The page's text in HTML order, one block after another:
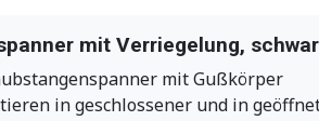
mit Verriegelung,
mit Gußkörper
in geschlossener und in